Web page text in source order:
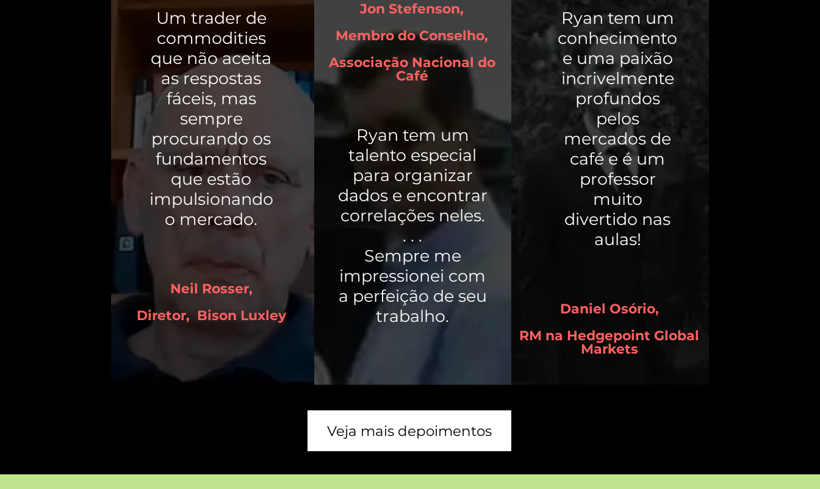
Um trader de
commodities
que não aceita
as respostas
fáceis, mas
sempre
procurando os
fundamentos
que estão
impulsionando
o mercado.
Neil Rosser,
Diretor, Bison Luxley
Jon Stefenson,
Membro do Conselho,
Associação Nacional do
Café
Ryan tem um
talento especial
para organizar
dados e encontrar
correlações neles.
. . .
Sempre me
impressionei com
a perfeição de seu
trabalho.
Ryan tem um
conhecimento
e uma paixão
incrivelmente
profundos
pelos
mercados de
café e é um
professor
muito
divertido nas
aulas!
Daniel Osório,
RM na Hedgepoint Global
Markets
Veja mais depoimentos